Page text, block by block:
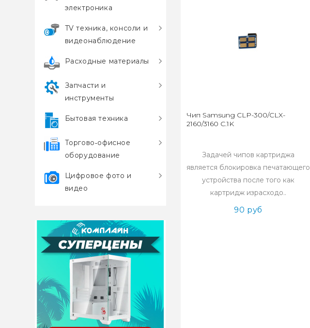
электроника
TV техника, консоли и
видеонаблюдение
Расходные материалы
Запчасти и
инструменты
Бытовая техника
Торгово‑офисное
оборудование
Цифровое фото и
видео
Чип Samsung CLP-300/CLX-
2160/3160 C.1K
Задачей чипов картриджа
является блокировка печатающего
устройства после того как
картридж израсходо..
90 руб